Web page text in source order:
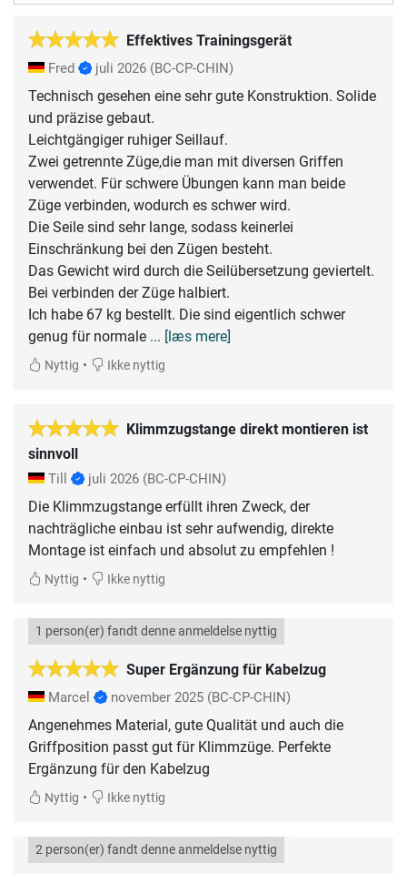
Effektives Trainingsgerät
Fred juli 2026 (BC-CP-CHIN)
Technisch gesehen eine sehr gute Konstruktion. Solide
und präzise gebaut.
Leichtgängiger ruhiger Seillauf.
Zwei getrennte Züge,die man mit diversen Griffen
verwendet. Für schwere Übungen kann man beide
Züge verbinden, wodurch es schwer wird.
Die Seile sind sehr lange, sodass keinerlei
Einschränkung bei den Zügen besteht.
Das Gewicht wird durch die Seilübersetzung geviertelt.
Bei verbinden der Züge halbiert.
Ich habe 67 kg bestellt. Die sind eigentlich schwer
genug für normale ... [læs mere]
Nyttig • Ikke nyttig
Klimmzugstange direkt montieren ist
sinnvoll
Till juli 2026 (BC-CP-CHIN)
Die Klimmzugstange erfüllt ihren Zweck, der
nachträgliche einbau ist sehr aufwendig, direkte
Montage ist einfach und absolut zu empfehlen !
Nyttig • Ikke nyttig
Super Ergänzung für Kabelzug
1 person(er) fandt denne anmeldelse nyttig
Marcel november 2025 (BC-CP-CHIN)
Angenehmes Material, gute Qualität und auch die
Griffposition passt gut für Klimmzüge. Perfekte
Ergänzung für den Kabelzug
Nyttig • Ikke nyttig
2 person(er) fandt denne anmeldelse nyttig